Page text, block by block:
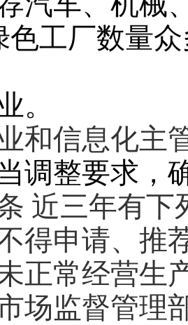
色工厂数量
。
和信息化主
调整要求，
近三年有下
得申请、推
未正常经营
场监督管理